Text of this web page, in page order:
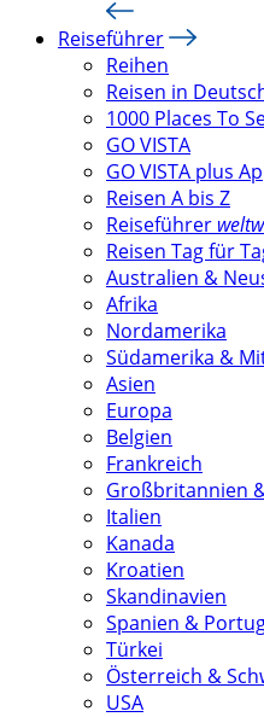
Reiseführer
Reihen
Reisen in
1000 Places To
GO VISTA
GO VISTA plus
Reisen A bis Z
Reiseführer
Reisen Tag für
Australien &
Afrika
Nordamerika
Südamerika &
Asien
Europa
Belgien
Frankreich
Großbritannien
Italien
Kanada
Kroatien
Skandinavien
Spanien &
Türkei
Österreich &
USA